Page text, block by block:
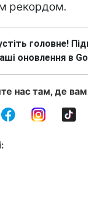
рекордом.
головне!
оновлення в
нас там, де вам